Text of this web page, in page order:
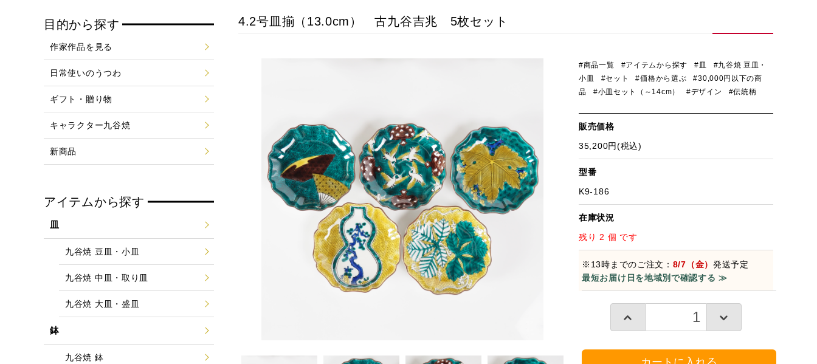
4.2号皿揃（13.0cm） 古九谷吉兆 5枚セット
#商品一覧 #アイテムから探す #皿
#九谷焼 豆皿・
小皿
#セット #価格から選ぶ
#30,000円以下の商
品
#小皿セット（～14cm） #デザイン #伝統柄
販売価格
35,200円(税込)
型番
K9-186
在庫状況
残り 2 個 です
※13時までのご注文： 8/7（金） 発送予定
最短お届け日を地域別で確認する ≫
目的から探す
作家作品を見る
日常使いのうつわ
ギフト・贈り物
キャラクター九谷焼
新商品
アイテムから探す
皿
九谷焼 豆皿・小皿
九谷焼 中皿・取り皿
九谷焼 大皿・盛皿
鉢
九谷焼 鉢